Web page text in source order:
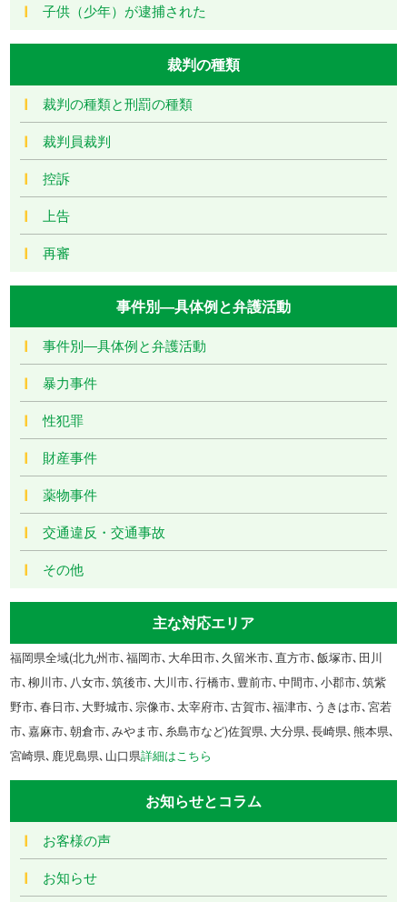
子供（少年）が逮捕された
裁判の種類
裁判の種類と刑罰の種類
裁判員裁判
控訴
上告
再審
事件別―具体例と弁護活動
事件別―具体例と弁護活動
暴力事件
性犯罪
財産事件
薬物事件
交通違反・交通事故
その他
主な対応エリア
福岡県全域(北九州市､福岡市､大牟田市､久留米市､直方市､飯塚市､田川
市､柳川市､八女市､筑後市､大川市､行橋市､豊前市､中間市､小郡市､筑紫
野市､春日市､大野城市､宗像市､太宰府市､古賀市､福津市､うきは市､宮若
市､嘉麻市､朝倉市､みやま市､糸島市など)佐賀県､大分県､長崎県､熊本県､
宮崎県､鹿児島県､山口県詳細はこちら
お知らせとコラム
お客様の声
お知らせ